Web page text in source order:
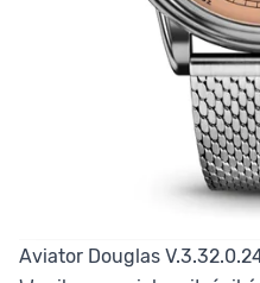
Aviator Douglas